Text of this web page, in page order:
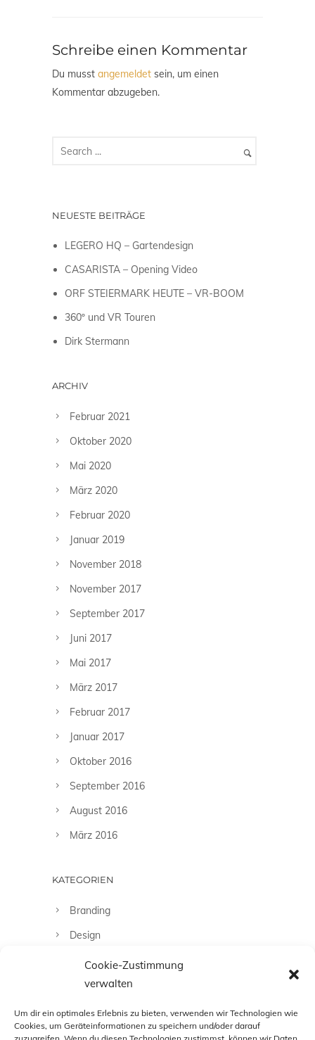
Cookie-Zustimmung
verwalten
Um dir ein optimales Erlebnis zu bieten, verwenden wir Technologien wie
Cookies, um Geräteinformationen zu speichern und/oder darauf
Schreibe einen Kommentar
Du musst angemeldet sein, um einen
Kommentar abzugeben.
NEUESTE BEITRÄGE
LEGERO HQ – Gartendesign
CASARISTA – Opening Video
ORF STEIERMARK HEUTE – VR-BOOM
360º und VR Touren
Dirk Stermann
ARCHIV
Februar 2021
Oktober 2020
Mai 2020
März 2020
Februar 2020
Januar 2019
November 2018
November 2017
September 2017
Juni 2017
Mai 2017
März 2017
Februar 2017
Januar 2017
Oktober 2016
September 2016
August 2016
März 2016
KATEGORIEN
Branding
Design
Fashion
Fotografie
Uncategorized